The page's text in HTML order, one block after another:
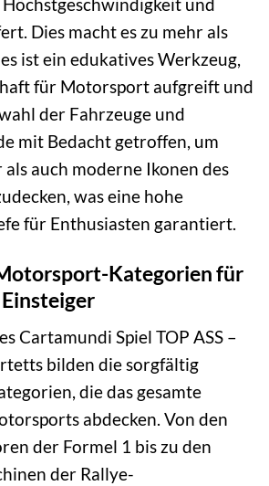
Dies macht es zu mehr als
ist ein edukatives Werkzeug,
für Motorsport aufgreift und
der Fahrzeuge und
mit Bedacht getroffen, um
auch moderne Ikonen des
was eine hohe
für Enthusiasten garantiert.
Kategorien für
Cartamundi Spiel TOP ASS –
bilden die sorgfältig
die das gesamte
abdecken. Von den
der Formel 1 bis zu den
der Rallye-